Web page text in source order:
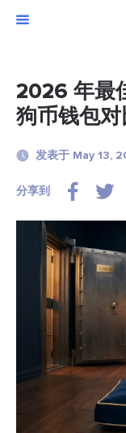
2026 年最
狗币钱包
发表于 May 13,
分享到